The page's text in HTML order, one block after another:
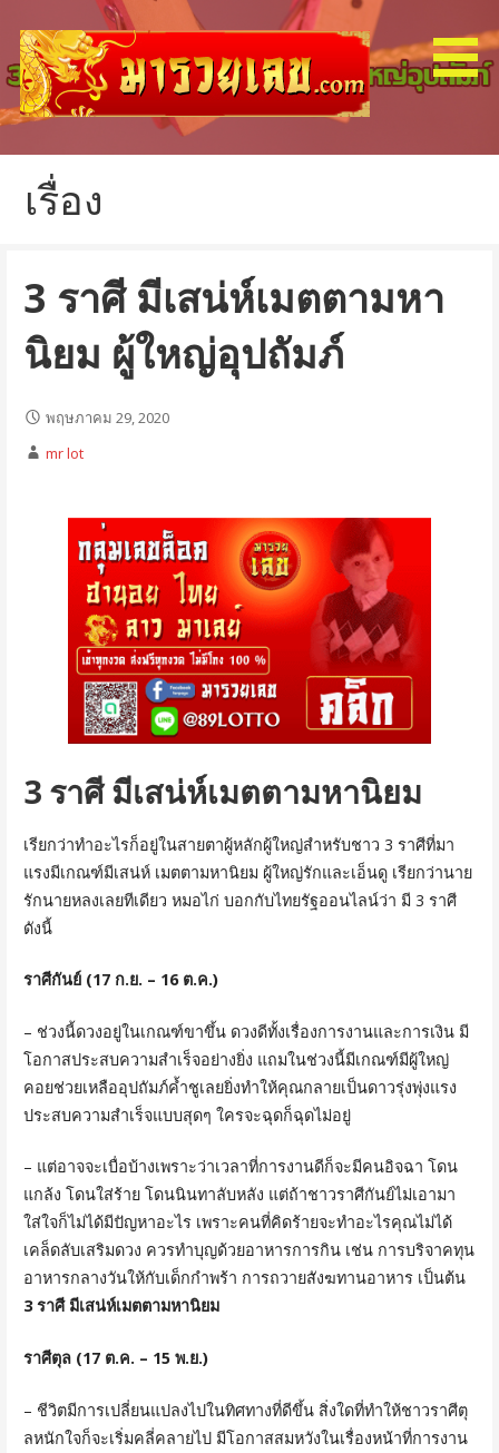
ยัง
เนื้อหา
มารวยเลข
รับฝากแทงหวย รัฐ ลาว ฮานอย หุ้น
เรื่อง
3 ราศี มีเสน่ห์เมตตามหา
นิยม ผู้ใหญ่อุปถัมภ์
พฤษภาคม 29, 2020
mr lot
3 ราศี มีเสน่ห์เมตตามหานิยม
เรียกว่าทำอะไรก็อยู่ในสายตาผู้หลักผู้ใหญ่สำหรับชาว 3 ราศีที่มา
แรงมีเกณฑ์มีเสน่ห์ เมตตามหานิยม ผู้ใหญ่รักและเอ็นดู เรียกว่านาย
รักนายหลงเลยทีเดียว หมอไก่ บอกกับไทยรัฐออนไลน์ว่า มี 3 ราศี
ดังนี้
ราศีกันย์ (17 ก.ย. – 16 ต.ค.)
– ช่วงนี้ดวงอยู่ในเกณฑ์ขาขึ้น ดวงดีทั้งเรื่องการงานและการเงิน มี
โอกาสประสบความสำเร็จอย่างยิ่ง แถมในช่วงนี้มีเกณฑ์มีผู้ใหญ่
คอยช่วยเหลืออุปถัมภ์ค้ำชูเลยยิ่งทำให้คุณกลายเป็นดาวรุ่งพุ่งแรง
ประสบความสำเร็จแบบสุดๆ ใครจะฉุดก็ฉุดไม่อยู่
– แต่อาจจะเบื่อบ้างเพราะว่าเวลาที่การงานดีก็จะมีคนอิจฉา โดน
แกล้ง โดนใส่ร้าย โดนนินทาลับหลัง แต่ถ้าชาวราศีกันย์ไม่เอามา
ใส่ใจก็ไม่ได้มีปัญหาอะไร เพราะคนที่คิดร้ายจะทำอะไรคุณไม่ได้
เคล็ดลับเสริมดวง ควรทำบุญด้วยอาหารการกิน เช่น การบริจาคทุน
อาหารกลางวันให้กับเด็กกำพร้า การถวายสังฆทานอาหาร เป็นต้น
3 ราศี มีเสน่ห์เมตตามหานิยม
ราศีตุล (17 ต.ค. – 15 พ.ย.)
– ชีวิตมีการเปลี่ยนแปลงไปในทิศทางที่ดีขึ้น สิ่งใดที่ทำให้ชาวราศีตุ
ลหนักใจก็จะเริ่มคลี่คลายไป มีโอกาสสมหวังในเรื่องหน้าที่การงาน